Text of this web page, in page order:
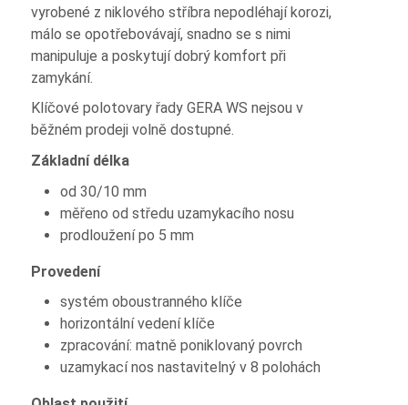
vyrobené z niklového stříbra nepodléhají korozi,
málo se opotřebovávají, snadno se s nimi
manipuluje a poskytují dobrý komfort při
zamykání.
Klíčové polotovary řady GERA WS nejsou v
běžném prodeji volně dostupné.
Základní délka
od 30/10 mm
měřeno od středu uzamykacího nosu
prodloužení po 5 mm
Provedení
systém oboustranného klíče
horizontální vedení klíče
zpracování: matně poniklovaný povrch
uzamykací nos nastavitelný v 8 polohách